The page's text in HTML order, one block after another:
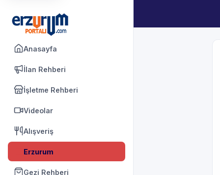
Anasayfa
İlan Rehberi
İşletme Rehberi
Videolar
Alışveriş
Erzurum
Gezi Rehberi